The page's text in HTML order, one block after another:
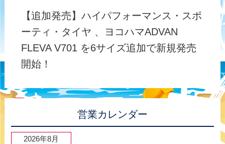
【追加発売】ハイパフォーマンス・スポ
ーティ・タイヤ 、ヨコハマADVAN
FLEVA V701 を6サイズ追加で新規発売
開始！
営業カレンダー
2026年8月